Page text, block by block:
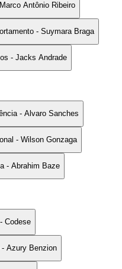
Antônio Ribeiro
- Suymara Braga
- Jacks Andrade
- Alvaro Sanches
- Wilson Gonzaga
- Abrahim Baze
Codese
- Azury Benzion